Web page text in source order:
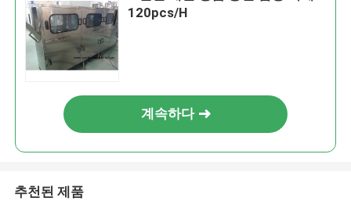
120pcs/H
계속하다
추천된 제품